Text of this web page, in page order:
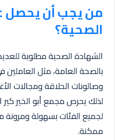
من يجب أن يحصل
الصحية؟
الشهادة الصحية مطلوبة
بالصحة العامة، مثل
وصالونات الحلاقة ومجالات
لذلك يحرص مجمع أبو الخير
لجميع الفئات بسهولة ومرونة
ممكنة.